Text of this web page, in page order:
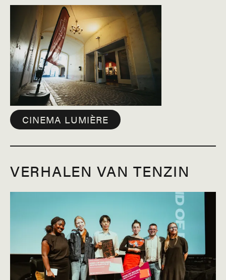
CINEMA LUMIÈRE
VERHALEN VAN TENZIN